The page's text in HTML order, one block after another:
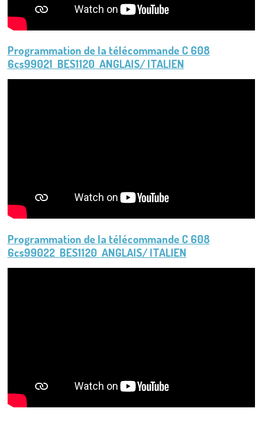
Programmation de la télécommande C 608
6cs99021 BES1120 ANGLAIS/ ITALIEN
Programmation de la télécommande C 608
6cs99022 BES1120 ANGLAIS/ ITALIEN